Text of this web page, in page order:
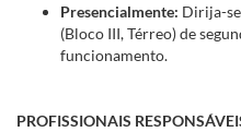
Presencialmente: Dirija-
(Bloco III, Térreo) de
funcionamento.
PROFISSIONAIS